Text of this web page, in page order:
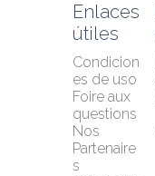
Enlaces
útiles
Condicion
es de uso
Foire aux
questions
Nos
Partenaire
s